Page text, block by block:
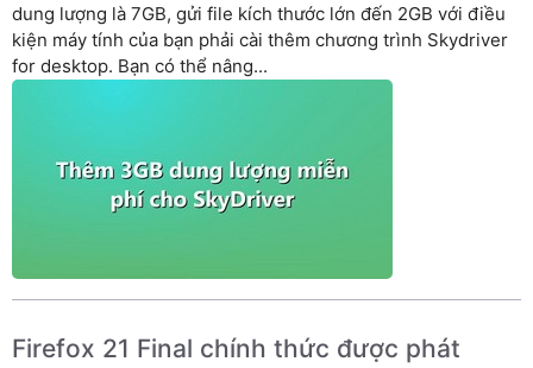
dung lượng là 7GB, gửi file kích thước lớn đến 2GB với điều
kiện máy tính của bạn phải cài thêm chương trình Skydriver
for desktop. Bạn có thể nâng...
Firefox 21 Final chính thức được phát